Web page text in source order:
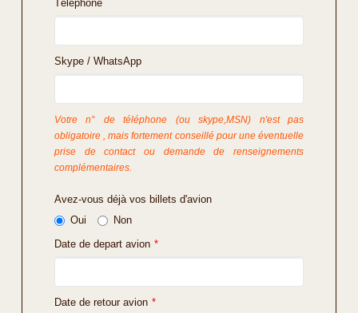
Téléphone
Skype / WhatsApp
Votre n° de téléphone (ou skype,MSN) n'est pas
obligatoire , mais fortement conseillé pour une éventuelle
prise de contact ou demande de renseignements
complémentaires.
Avez-vous déjà vos billets d'avion
Oui
Non
Date de depart avion *
Date de retour avion *